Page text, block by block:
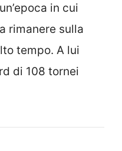
in cui
rimanere sulla
tempo. A lui
di 108 tornei